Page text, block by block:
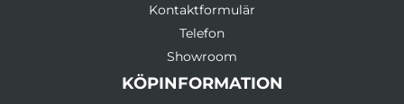
Kontaktformulär
Telefon
Showroom
KÖPINFORMATION